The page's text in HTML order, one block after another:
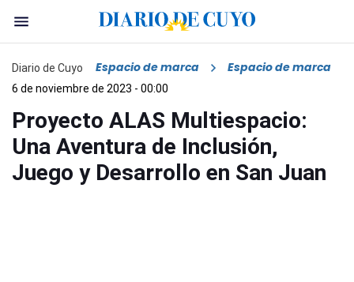
Diario de Cuyo Espacio de marca Espacio de marca
6 de noviembre de 2023 - 00:00
Proyecto ALAS Multiespacio:
Una Aventura de Inclusión,
Juego y Desarrollo en San Juan